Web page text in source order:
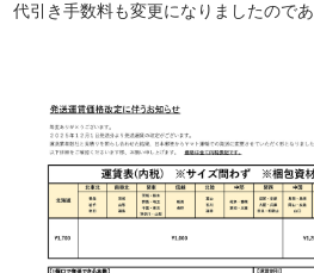
代引き手数料も変更になりましたので